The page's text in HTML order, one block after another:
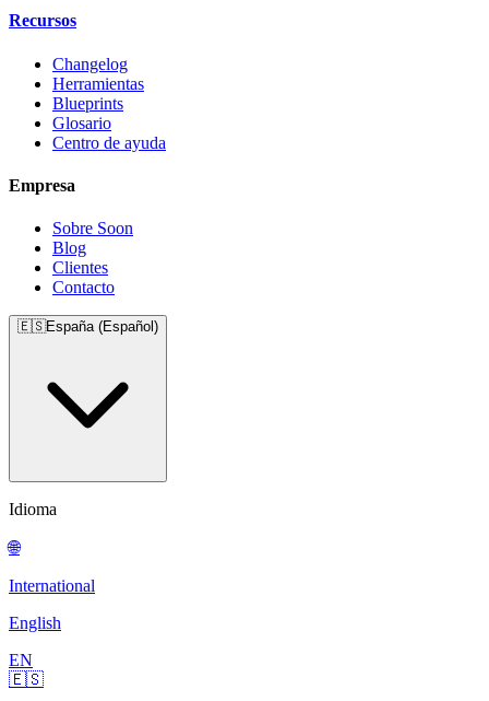
Recursos
Changelog
Herramientas
Blueprints
Glosario
Centro de ayuda
Empresa
Sobre Soon
Blog
Clientes
Contacto
🇪🇸España (Español)
Idioma
🌐
International
English
EN
🇪🇸